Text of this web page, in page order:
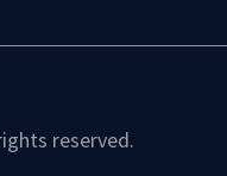
reserved.